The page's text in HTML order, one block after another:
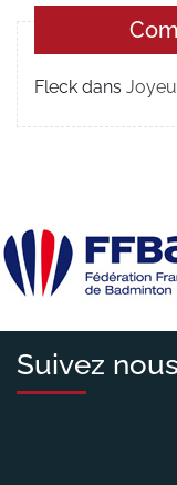
Fleck dans
Suivez